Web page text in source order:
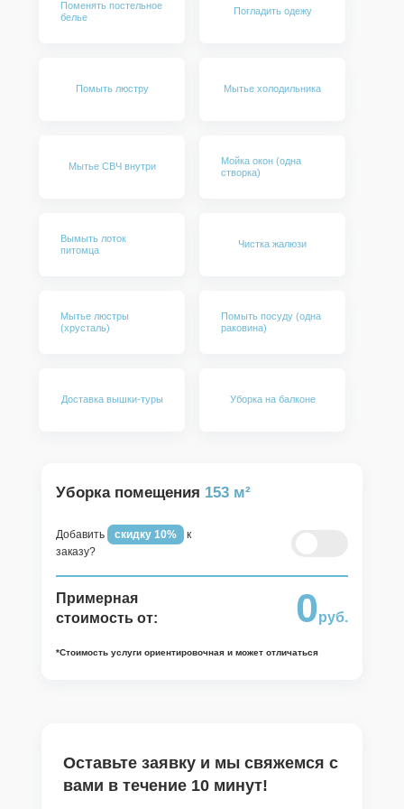
Изъятие вещей и предметов из
Помоем посуду (большое
Протрем столешницу и кухонный
Помоем плиту/варочную панель
Помоем мусорную корзину
верха шкафов
(освобожденные от посуды)
Удаляем пыль с потолка
Обеспыливание бытовой техники
Поменять постельное
белье
Погладить одежу
Помыть люстру Мытье холодильника
Мытье СВЧ внутри
Мойка окон (одна
створка)
Вымыть лоток
питомца
Чистка жалюзи
Мытье люстры
(хрусталь)
Помыть посуду (одна
раковина)
Доставка вышки-туры Уборка на балконе
Уборка помещения 153 м²
Добавить скидку 10%
к
заказу?
Примерная
стоимость от:
0руб.
*Стоимость услуги ориентировочная и может отличаться
Оставьте заявку и мы свяжемся с
вами в течение 10 минут!